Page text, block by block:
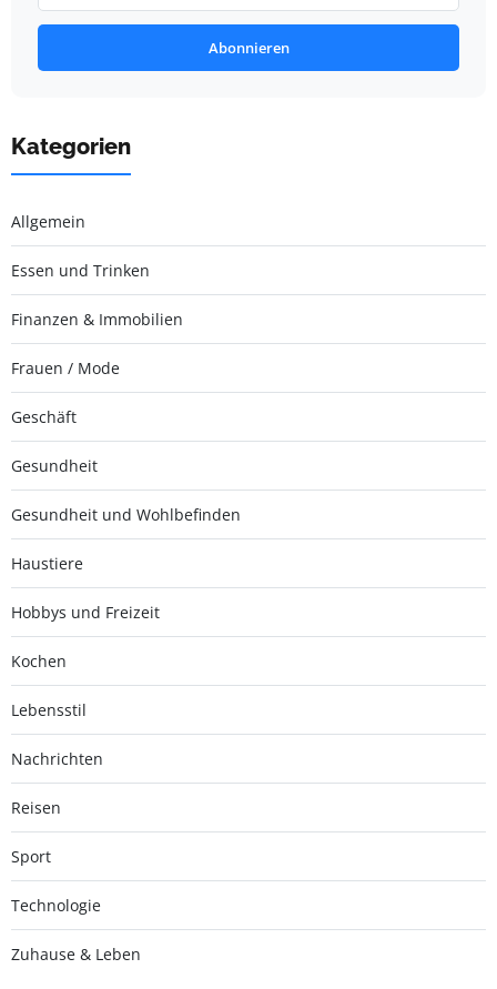
Abonnieren
Kategorien
Allgemein
Essen und Trinken
Finanzen & Immobilien
Frauen / Mode
Geschäft
Gesundheit
Gesundheit und Wohlbefinden
Haustiere
Hobbys und Freizeit
Kochen
Lebensstil
Nachrichten
Reisen
Sport
Technologie
Zuhause & Leben